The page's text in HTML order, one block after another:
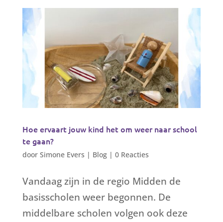
Hoe ervaart jouw kind het om weer naar school
te gaan?
door Simone Evers | Blog| 0 Reacties
Vandaag zijn in de regio Midden de
basisscholen weer begonnen. De
middelbare scholen volgen ook deze